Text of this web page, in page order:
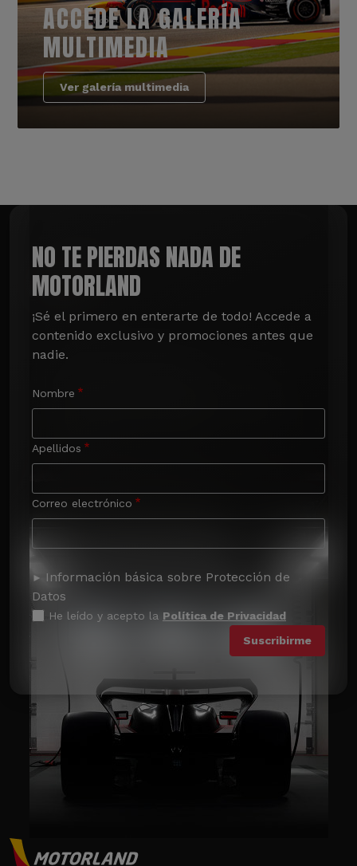
ACCEDE LA GALERÍA
MULTIMEDIA
Ver galería multimedia
NO TE PIERDAS NADA DE
MOTORLAND
¡Sé el primero en enterarte de todo! Accede a
contenido exclusivo y promociones antes que
nadie.
Nombre
Apellidos
Correo electrónico
Información básica sobre Protección de
Datos
He leído y acepto la Política de Privacidad